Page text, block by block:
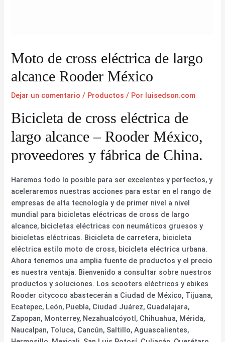
Moto de cross eléctrica de largo
alcance Rooder México
Dejar un comentario / Productos / Por luisedson.com
Bicicleta de cross eléctrica de
largo alcance – Rooder México,
proveedores y fábrica de China.
Haremos todo lo posible para ser excelentes y perfectos, y
aceleraremos nuestras acciones para estar en el rango de
empresas de alta tecnología y de primer nivel a nivel
mundial para bicicletas eléctricas de cross de largo
alcance, bicicletas eléctricas con neumáticos gruesos y
bicicletas eléctricas. Bicicleta de carretera, bicicleta
eléctrica estilo moto de cross, bicicleta eléctrica urbana.
Ahora tenemos una amplia fuente de productos y el precio
es nuestra ventaja. Bienvenido a consultar sobre nuestros
productos y soluciones. Los scooters eléctricos y ebikes
Rooder citycoco abastecerán a Ciudad de México, Tijuana,
Ecatepec, León, Puebla, Ciudad Juárez, Guadalajara,
Zapopan, Monterrey, Nezahualcóyotl, Chihuahua, Mérida,
Naucalpan, Toluca, Cancún, Saltillo, Aguascalientes,